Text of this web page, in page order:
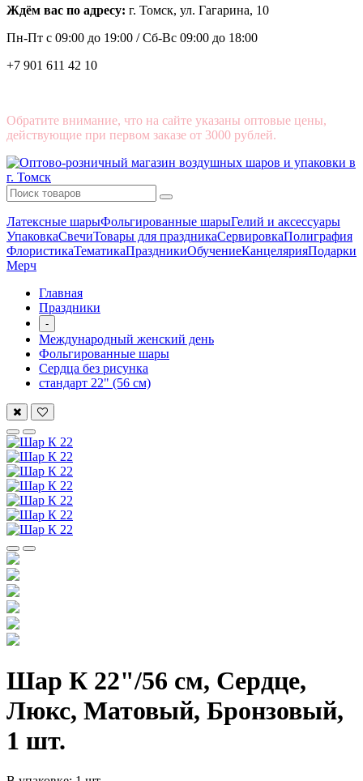
Ждём вас по адресу: г. Томск, ул. Гагарина, 10
Пн-Пт с 09:00 до 19:00 /Сб-Вс 09:00 до 18:00
+7 901 611 42 10
Обратите внимание, что на сайте указаны оптовые цены,
действующие при первом заказе от 3000 рублей.
Латексные шарыФольгированные шарыГелий и аксессуары
УпаковкаСвечиТовары для праздникаСервировкаПолиграфия
ФлористикаТематикаПраздникиОбучениеКанцелярияПодарки
Мерч
Главная
Праздники
-
Международный женский день
Фольгированные шары
Сердца без рисунка
стандарт 22" (56 см)
Шар К 22"/56 см, Сердце,
Люкс, Матовый, Бронзовый,
1 шт.